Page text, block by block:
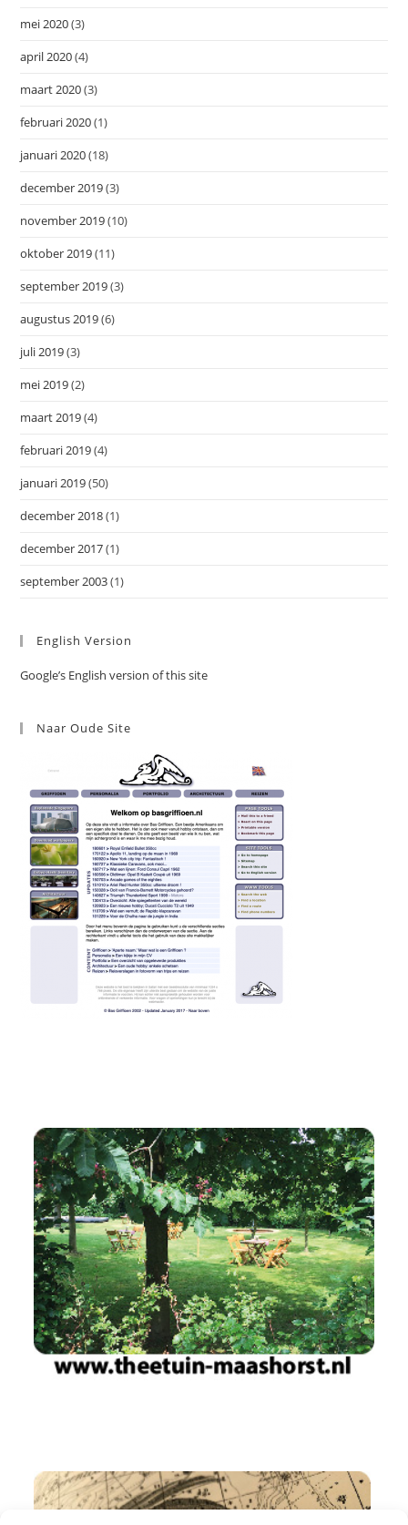
mei 2020(3)
april 2020(4)
maart 2020(3)
februari 2020(1)
januari 2020(18)
december 2019(3)
november 2019(10)
oktober 2019(11)
september 2019(3)
augustus 2019(6)
juli 2019(3)
mei 2019(2)
maart 2019(4)
februari 2019(4)
januari 2019(50)
december 2018(1)
december 2017(1)
september 2003(1)
English Version
Google’s English version of this site
Naar Oude Site